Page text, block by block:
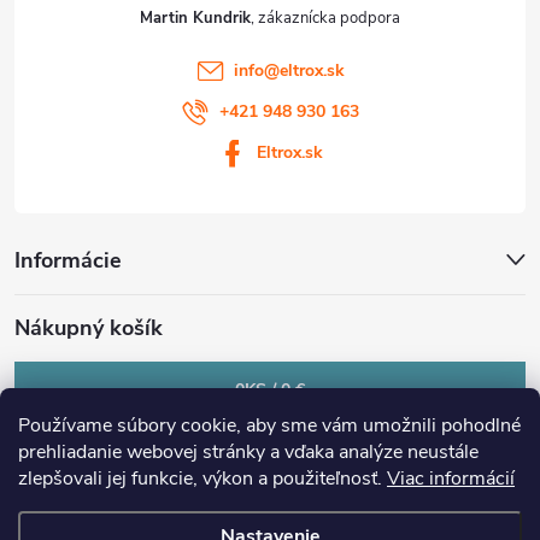
Používame súbory cookie, aby sme vám umožnili pohodlné
prehliadanie webovej stránky a vďaka analýze neustále
zlepšovali jej funkcie, výkon a použiteľnosť. Viac informácií
Martin Kundrik
info@eltrox.sk
+421 948 930 163
Eltrox.sk
Informácie
Nákupný košík
0KS /0 €